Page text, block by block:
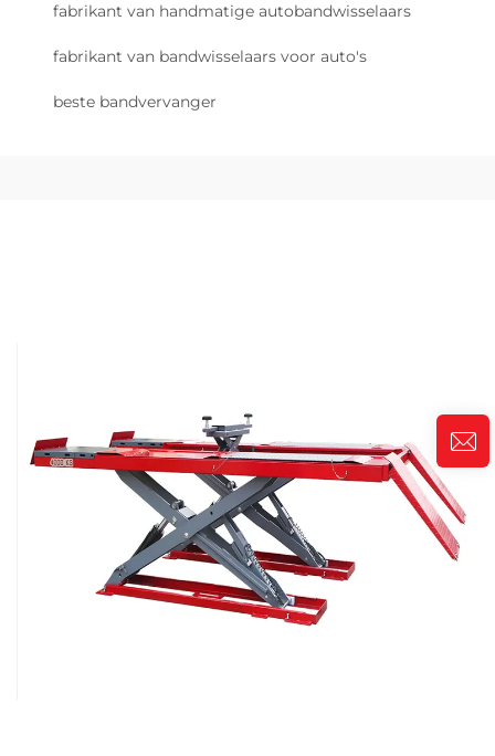
fabrikant van handmatige autobandwisselaars
fabrikant van bandwisselaars voor auto's
beste bandvervanger